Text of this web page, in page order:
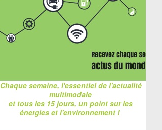
Chaque semaine, l'essentiel de l'actualité
multimodale
et tous les 15 jours, un point sur les
énergies et l'environnement !